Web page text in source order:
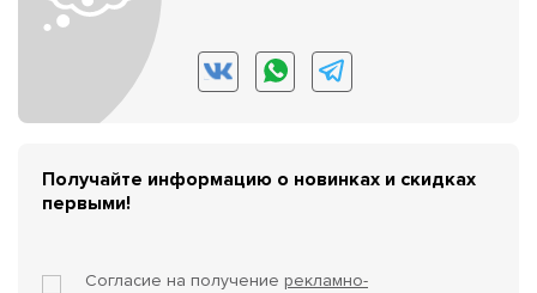
Получайте информацию о новинках и скидках
первыми!
Согласие на получение рекламно-